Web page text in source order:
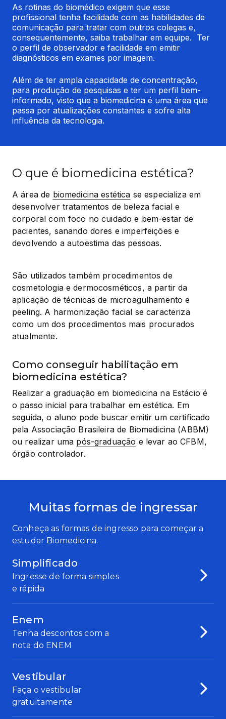
As rotinas do biomédico exigem que esse
profissional tenha facilidade com as habilidades de
comunicação para tratar com outros colegas e,
consequentemente, saiba trabalhar em equipe.  Ter
o perfil de observador e facilidade em emitir
diagnósticos em exames por imagem.
Além de ter ampla capacidade de concentração,
para produção de pesquisas e ter um perfil bem-
informado, visto que a biomedicina é uma área que
passa por atualizações constantes e sofre alta
influência da tecnologia.
O que é biomedicina estética?
A área de biomedicina estética se especializa em
desenvolver tratamentos de beleza facial e
corporal com foco no cuidado e bem-estar de
pacientes, sanando dores e imperfeições e
devolvendo a autoestima das pessoas.
São utilizados também procedimentos de
cosmetologia e dermocosméticos, a partir da
aplicação de técnicas de microagulhamento e
peeling. A harmonização facial se caracteriza
como um dos procedimentos mais procurados
atualmente.
Como conseguir habilitação em
biomedicina estética?
Realizar a graduação em biomedicina na Estácio é
o passo inicial para trabalhar em estética. Em
seguida, o aluno pode buscar emitir um certificado
pela Associação Brasileira de Biomedicina (ABBM)
ou realizar uma pós-graduação e levar ao CFBM,
órgão controlador.
Muitas formas de ingressar
Conheça as formas de ingresso para começar a
estudar Biomedicina.
Simplificado
Ingresse de forma simples
e rápida
Enem
Tenha descontos com a
nota do ENEM
Vestibular
Faça o vestibular
gratuitamente